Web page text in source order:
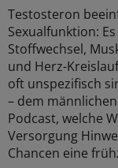
Testosteron
Sexualfunktion:
Stoffwechsel,
und Herz-
oft unspezifisch
– dem
Podcast, welche
Versorgung
Chancen eine